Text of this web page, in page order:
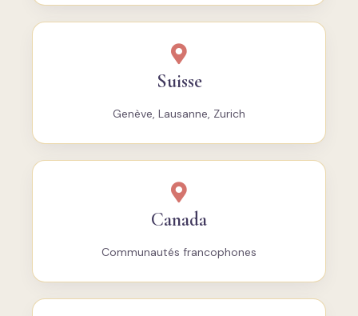
Suisse
Genève, Lausanne, Zurich
Canada
Communautés francophones